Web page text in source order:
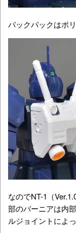
バックパックはポ
なのでNT-1（
部のバーニアは内
ルジョイントによ